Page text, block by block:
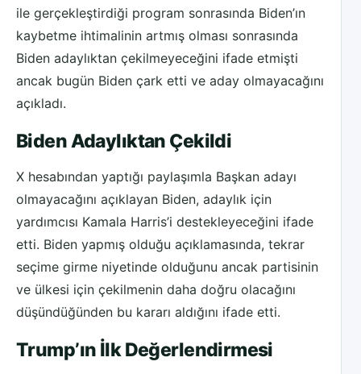
ile gerçekleştirdiği program sonrasında Biden’ın
kaybetme ihtimalinin artmış olması sonrasında
Biden adaylıktan çekilmeyeceğini ifade etmişti
ancak bugün Biden çark etti ve aday olmayacağını
açıkladı.
Biden Adaylıktan Çekildi
X hesabından yaptığı paylaşımla Başkan adayı
olmayacağını açıklayan Biden, adaylık için
yardımcısı Kamala Harris’i destekleyeceğini ifade
etti. Biden yapmış olduğu açıklamasında, tekrar
seçime girme niyetinde olduğunu ancak partisinin
ve ülkesi için çekilmenin daha doğru olacağını
düşündüğünden bu kararı aldığını ifade etti.
Trump’ın İlk Değerlendirmesi